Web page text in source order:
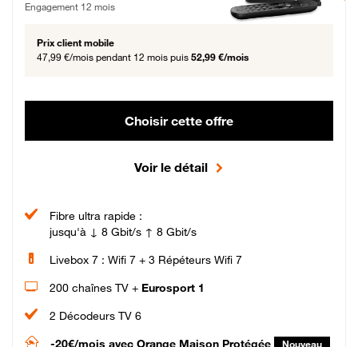
Engagement 12 mois
Prix client mobile
47,99 €/mois pendant 12 mois puis 52,99 €/mois
Choisir cette offre
Voir le détail
Fibre ultra rapide :
jusqu'à ↓ 8 Gbit/s ↑ 8 Gbit/s
Livebox 7 : Wifi 7 + 3 Répéteurs Wifi 7
200 chaînes TV + Eurosport 1
2 Décodeurs TV 6
-20€/mois avec Orange Maison Protégée Nouveau